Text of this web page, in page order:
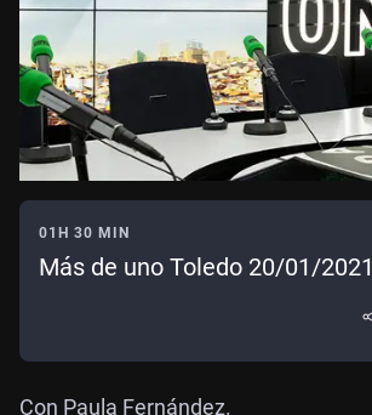
01H 30 MIN
Más de uno Toledo 20/01/2021
Con Paula Fernández.